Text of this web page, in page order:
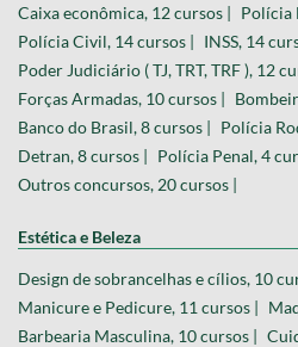
Caixa econômica, 12 cursos | Polícia
Polícia Civil, 14 cursos | INSS, 14
Poder Judiciário ( TJ, TRT, TRF ), 12
Forças Armadas, 10 cursos |
Banco do Brasil, 8 cursos | Polícia
Detran, 8 cursos | Polícia Penal, 4
Outros concursos, 20 cursos |
Estética e Beleza
Design de sobrancelhas e cílios, 10
Manicure e Pedicure, 11 cursos |
Barbearia Masculina, 10 cursos |